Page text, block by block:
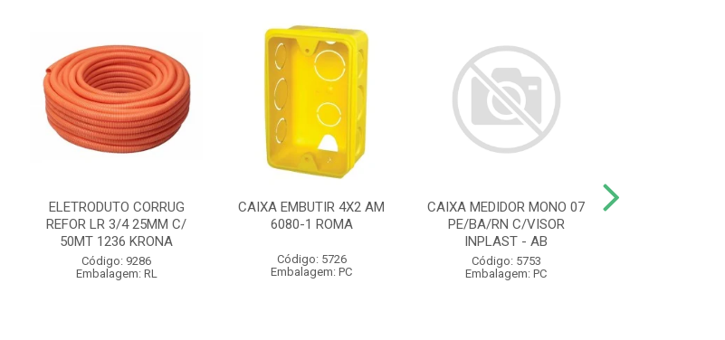
ELETRODUTO CORRUG
REFOR LR 3/4 25MM C/
50MT 1236 KRONA
Código: 9286
Embalagem: RL
CAIXA EMBUTIR 4X2 AM
6080-1 ROMA
Código: 5726
Embalagem: PC
CAIXA MEDIDOR MONO 07
PE/BA/RN C/VISOR
INPLAST - AB
Código: 5753
Embalagem: PC